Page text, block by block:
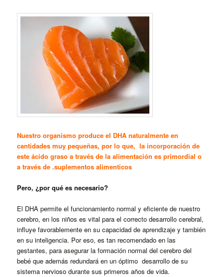
Nuestro organismo produce el DHA naturalmente en
cantidades muy pequeñas, por lo que, la incorporación de
este ácido graso a través de la alimentación es primordial o
a través de .suplementos alimenticos
Pero, ¿por qué es necesario?
El DHA permite el funcionamiento normal y eficiente de nuestro
cerebro, en los niños es vital para el correcto desarrollo cerebral,
influye favorablemente en su capacidad de aprendizaje y también
en su inteligencia. Por eso, es tan recomendado en las
gestantes, para asegurar la formación normal del cerebro del
bebé que además redundará en un óptimo desarrollo de su
sistema nervioso durante sus primeros años de vida.